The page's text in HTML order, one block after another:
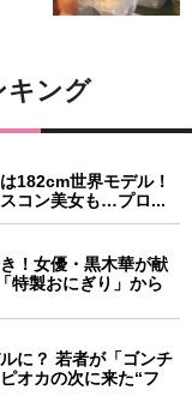
キング
182cm世界モデル！
コン美女も…プロ...
！女優・黒木華が献
特製おにぎり」から
に？ 若者が「ゴンチ
オカの次に来た“フ